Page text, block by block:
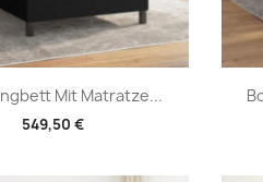
Mit Matratze...
549,50 €
Vorschau